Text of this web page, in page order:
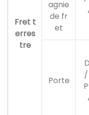
Fret t
erres
tre
agnie
de fr
et
Porte
/